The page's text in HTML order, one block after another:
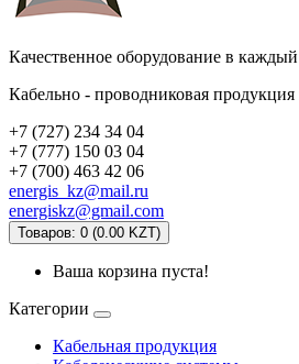
Качественное оборудование в
Кабельно - проводниковая
+7 (727) 234 34 04
+7 (777) 150 03 04
+7 (700) 463 42 06
energis_kz@mail.ru
energiskz@gmail.com
Товаров: 0 (0.00 KZT)
Ваша корзина пуста!
Категории
Кабельная продукция